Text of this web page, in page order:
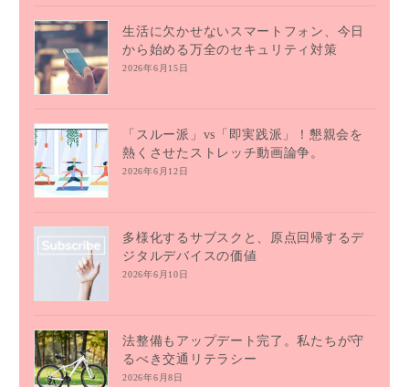
生活に欠かせないスマートフォン、今日
から始める万全のセキュリティ対策
2026年6月15日
「スルー派」vs「即実践派」！懇親会を
熱くさせたストレッチ動画論争。
2026年6月12日
多様化するサブスクと、原点回帰するデ
ジタルデバイスの価値
2026年6月10日
法整備もアップデート完了。私たちが守
るべき交通リテラシー
2026年6月8日